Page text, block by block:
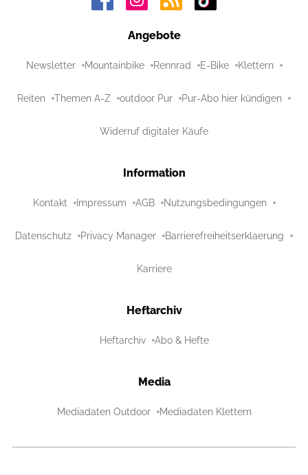
Angebote
Newsletter Mountainbike Rennrad E-Bike Klettern
Reiten Themen A-Z outdoor Pur Pur-Abo hier kündigen
Widerruf digitaler Käufe
Information
Kontakt Impressum AGB Nutzungsbedingungen
Datenschutz Privacy Manager Barrierefreiheitserklaerung
Karriere
Heftarchiv
Heftarchiv Abo & Hefte
Media
Mediadaten Outdoor Mediadaten Klettern